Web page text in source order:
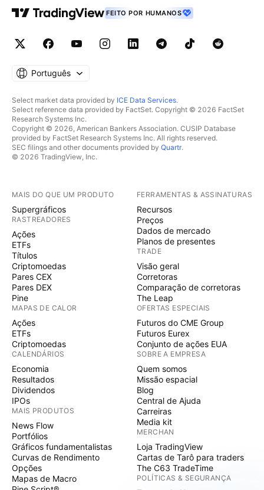
FEITO POR HUMANOS
Português
Select market data provided by ICE Data Services.
Select reference data provided by FactSet. Copyright © 2026 FactSet
Research Systems Inc.
Copyright © 2026, American Bankers Association. CUSIP Database
provided by FactSet Research Systems Inc. All rights reserved.
SEC filings and other documents provided by Quartr.
© 2026 TradingView, Inc.
MAIS DO QUE UM PRODUTO
Supergráficos
RASTREADORES
Ações
ETFs
Títulos
Criptomoedas
Pares CEX
Pares DEX
Pine
MAPAS DE CALOR
Ações
ETFs
Criptomoedas
CALENDÁRIOS
Economia
Resultados
Dividendos
IPOs
MAIS PRODUTOS
News Flow
Portfólios
Gráficos fundamentalistas
Curvas de Rendimento
Opções
Mapas de Macro
FERRAMENTAS & ASSINATURAS
Recursos
Preços
Dados de mercado
Planos de presentes
TRADE
Visão geral
Corretoras
Comparação de corretoras
The Leap
OFERTAS ESPECIAIS
Futuros do CME Group
Futuros Eurex
Conjunto de ações EUA
SOBRE A EMPRESA
Quem somos
Missão espacial
Blog
Central de Ajuda
Carreiras
Media kit
MERCHAN
Loja TradingView
Cartas de Tarô para traders
The C63 TradeTime
POLÍTICAS & SEGURANÇA